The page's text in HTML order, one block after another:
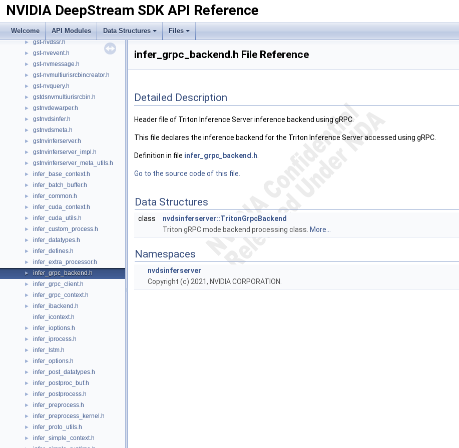
NVIDIA DeepStream SDK API Reference
Welcome API Modules Data Structures Files
► gst-nvcommonconfig.h
gst-nvcustomevent.h
► gst-nvcustommessage.h
► gst-nvdssr.h
► gst-nvevent.h
► gst-nvmessage.h
► gst-nvmultiurisrcbincreator.h
► gst-nvquery.h
► gstdsnvmultiurisrcbin.h
► gstnvdewarper.h
► gstnvdsinfer.h
► gstnvdsmeta.h
► gstnvinferserver.h
► gstnvinferserver_impl.h
► gstnvinferserver_meta_utils.h
► infer_base_context.h
► infer_batch_buffer.h
► infer_common.h
► infer_cuda_context.h
► infer_cuda_utils.h
► infer_custom_process.h
► infer_datatypes.h
► infer_defines.h
► infer_extra_processor.h
► infer_grpc_backend.h
► infer_grpc_client.h
► infer_grpc_context.h
►
infer_ibackend.h
infer_icontext.h
► infer_ioptions.h
► infer_iprocess.h
► infer_lstm.h
► infer_options.h
► infer_post_datatypes.h
► infer_postproc_buf.h
► infer_postprocess.h
► infer_preprocess.h
► infer_preprocess_kernel.h
► infer_proto_utils.h
► infer_simple_context.h
infer_grpc_backend.h File Reference
Detailed Description
Header file of Triton Inference Server inference backend using gRPC.
This file declares the inference backend for the Triton Inference Server accessed using gRPC.
Definition in file infer_grpc_backend.h
Go to the source code of this file.
Data Structures
class
nvdsinferserver::TritonGrpcBackend
Triton gRPC mode backend processing class. More...
Namespaces
nvdsinferserver
Copyright (c) 2021, NVIDIA CORPORATION.